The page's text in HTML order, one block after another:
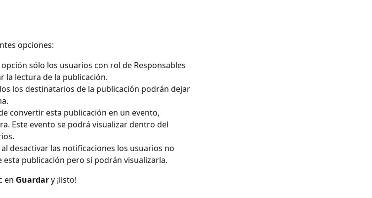
opciones:
sólo los usuarios con rol de Responsables
la lectura de la publicación.
los destinatarios de la publicación podrán dejar
convertir esta publicación en un evento,
Este evento se podrá visualizar dentro del
al desactivar las notificaciones los usuarios no
esta publicación pero sí podrán visualizarla.
en Guardar y ¡listo!